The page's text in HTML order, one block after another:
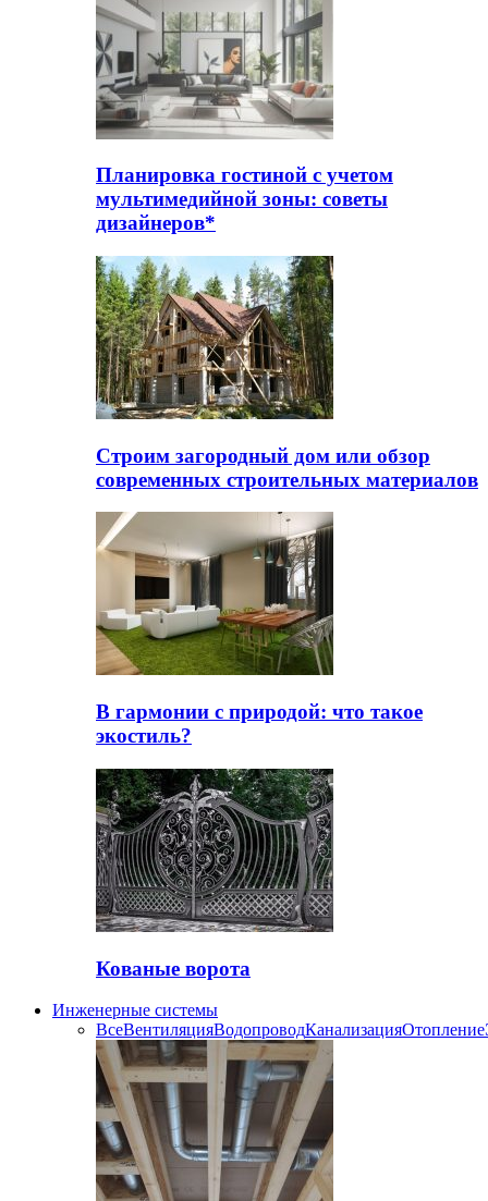
Планировка гостиной с учетом
мультимедийной зоны: советы
дизайнеров*
Строим загородный дом или обзор
современных строительных материалов
В гармонии с природой: что такое
экостиль?
Кованые ворота
Инженерные системы
ВсеВентиляцияВодопроводКанализацияОтопление